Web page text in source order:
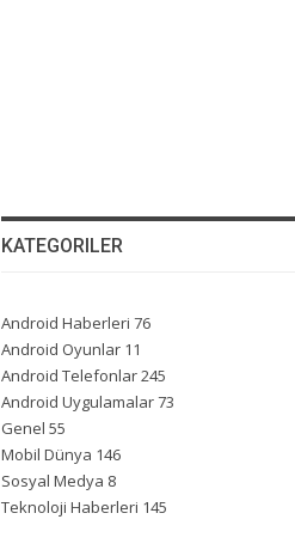
KATEGORILER
Android Haberleri 76
Android Oyunlar 11
Android Telefonlar245
Android Uygulamalar73
Genel 55
Mobil Dünya 146
Sosyal Medya 8
Teknoloji Haberleri 145